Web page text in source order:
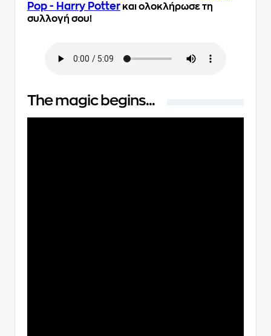
Pop - Harry Potter και ολοκλήρωσε τη
συλλογή σου!
The magic begins...